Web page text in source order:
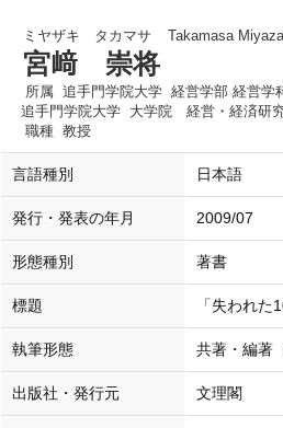
ミヤザキ タカマサ Takamasa
宮﨑 崇将
所属 追手門学院大学 経営学部 経営学
追手門学院大学 大学院 経営・経済研
職種 教授
言語種別 日本語
発行・発表の年月 2009/07
形態種別 著書
標題 「失われた
執筆形態 共著・編著
出版社・発行元 文理閣